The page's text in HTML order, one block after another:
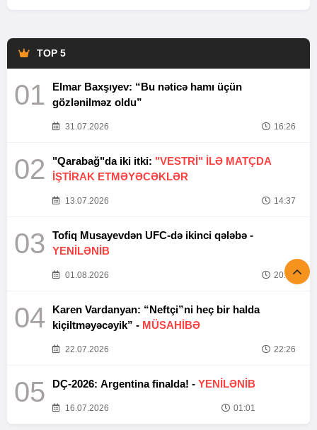
TOP 5
01
Elmar Baxşıyev: “Bu nəticə hamı üçün
gözlənilməz oldu”
31.07.2026 16:26
02 "Qarabağ"da iki itki: "VESTRİ" İLƏ MATÇDA
İŞTİRAK ETMƏYƏCƏKLƏR
13.07.2026 14:37
03
Tofiq Musayevdən UFC-də ikinci qələbə -
YENİLƏNİB
01.08.2026 20:52
04
Karen Vardanyan: “Neftçi”ni heç bir halda
kiçiltməyəcəyik” - MÜSAHİBƏ
22.07.2026 22:26
05 DÇ-2026: Argentina finalda! - YENİLƏNİB
16.07.2026 01:01